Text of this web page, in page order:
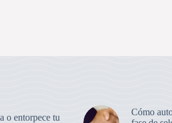
o entorpece tu
Cómo